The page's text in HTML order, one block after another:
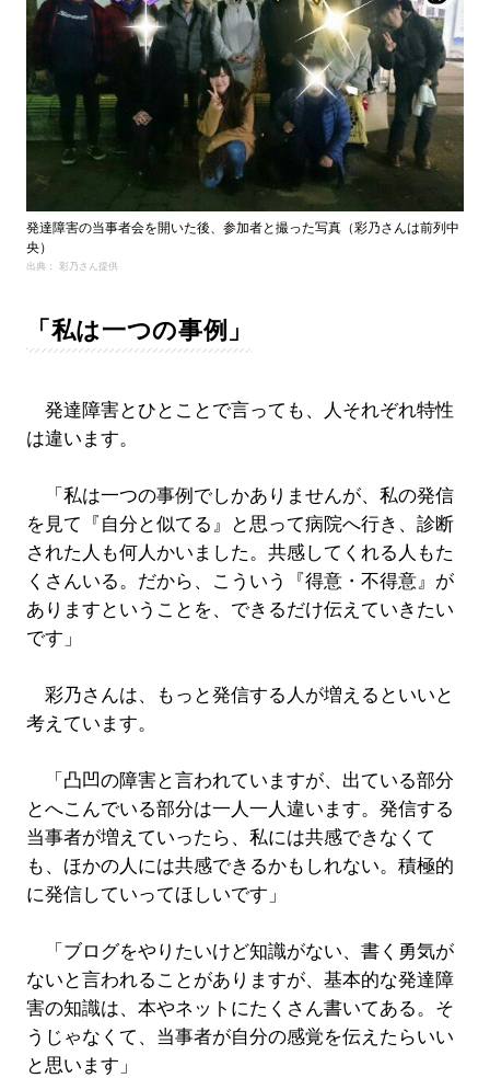
発達障害の当事者会を開いた後、参加者と撮った写真（彩乃さんは前列中
央）
出典： 彩乃さん提供
「私は一つの事例」
発達障害とひとことで言っても、人それぞれ特性
は違います。
「私は一つの事例でしかありませんが、私の発信
を見て『自分と似てる』と思って病院へ行き、診断
された人も何人かいました。共感してくれる人もた
くさんいる。だから、こういう『得意・不得意』が
ありますということを、できるだけ伝えていきたい
です」
彩乃さんは、もっと発信する人が増えるといいと
考えています。
「凸凹の障害と言われていますが、出ている部分
とへこんでいる部分は一人一人違います。発信する
当事者が増えていったら、私には共感できなくて
も、ほかの人には共感できるかもしれない。積極的
に発信していってほしいです」
「ブログをやりたいけど知識がない、書く勇気が
ないと言われることがありますが、基本的な発達障
害の知識は、本やネットにたくさん書いてある。そ
うじゃなくて、当事者が自分の感覚を伝えたらいい
と思います」